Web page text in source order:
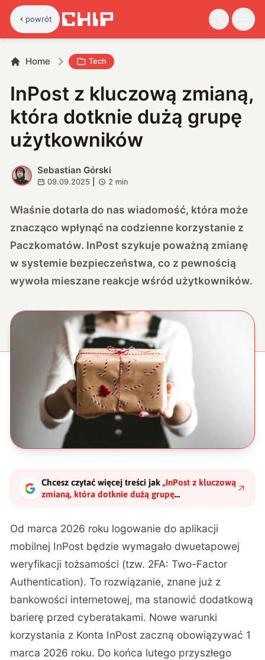
powrót
Home Tech
InPost z kluczową zmianą,
która dotknie dużą grupę
użytkowników
S
Sebastian Górski
09.09.2025 2 min
Właśnie dotarła do nas wiadomość, która może
znacząco wpłynąć na codzienne korzystanie z
Paczkomatów. InPost szykuje poważną zmianę
w systemie bezpieczeństwa, co z pewnością
wywoła mieszane reakcje wśród użytkowników.
Chcesz czytać więcej treści jak „InPost z kluczową
zmianą, która dotknie dużą grupę
użytkowników"?
Od marca 2026 roku logowanie do aplikacji
mobilnej InPost będzie wymagało dwuetapowej
weryfikacji tożsamości (tzw. 2FA: Two-Factor
Authentication). To rozwiązanie, znane już z
bankowości internetowej, ma stanowić dodatkową
barierę przed cyberatakami. Nowe warunki
korzystania z Konta InPost zaczną obowiązywać 1
marca 2026 roku. Do końca lutego przyszłego